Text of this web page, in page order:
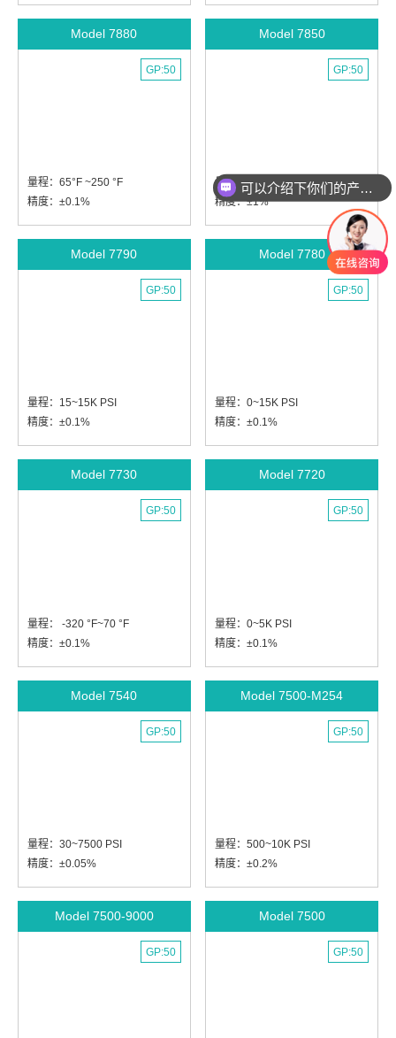
Model 7880
GP:50
量程：65°F ~250 °F
精度：±0.1%
Model 7850
GP:50
量程：-100 °F~392 °F
精度：±1%
Model 7790
GP:50
量程：15~15K PSI
精度：±0.1%
Model 7780
GP:50
量程：0~15K PSI
精度：±0.1%
Model 7730
GP:50
量程： -320 °F~70 °F
精度：±0.1%
Model 7720
GP:50
量程：0~5K PSI
精度：±0.1%
Model 7540
GP:50
量程：30~7500 PSI
精度：±0.05%
Model 7500-M254
GP:50
量程：500~10K PSI
精度：±0.2%
Model 7500-9000
GP:50
Model 7500
GP:50